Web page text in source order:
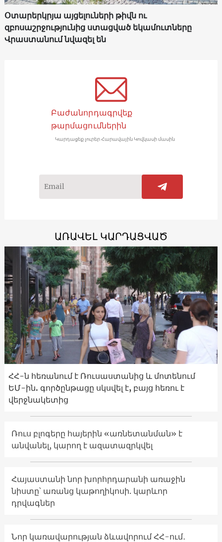
Օտարերկրյա այցելուների թիվն ու
զբոսաշրջությունից ստացված եկամուտները
Վրաստանում նվազել են
Բաժանորդագրվեք
թարմացումներին
Կարդացեք լուրեր Հարավային Կովկասի մասին
ԱՌԱՎԵԼ ԿԱՐԴԱՑՎԱԾ
ՀՀ-ն հեռանում է Ռուսաստանից և մոտենում
ԵՄ-ին. գործընթացը սկսվել է, բայց հեռու է
վերջնակետից
Ռուս բլոգերը հայերին «առնետանման» է
անվանել, կարող է ազատազրկվել
Հայաստանի նոր խորհրդարանի առաջին
նիստը՝ առանց կաթողիկոսի. կարևոր
դրվագներ
Նոր կառավարության ձևավորում ՀՀ-ում․